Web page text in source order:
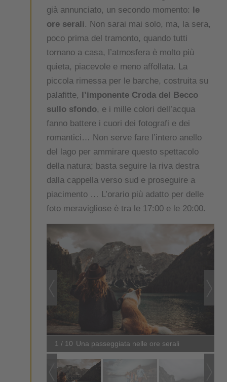
già annunciato, un secondo momento: le
ore serali. Non sarai mai solo, ma, la sera,
poco prima del tramonto, quando tutti
tornano a casa, l’atmosfera è molto più
quieta, piacevole e meno affollata. La
piccola rimessa per le barche, costruita su
palafitte, l’imponente Croda del Becco
sullo sfondo, e i mille colori dell’acqua
fanno battere i cuori dei fotografi e dei
romantici… Non serve fare l’intero anello
del lago per ammirare questo spettacolo
della natura; basta seguire la riva destra
dalla cappella verso sud e proseguire a
piacimento … L’orario più adatto per delle
foto meravigliose è tra le 17:00 e le 20:00.
1 / 10 Una passeggiata nelle ore serali